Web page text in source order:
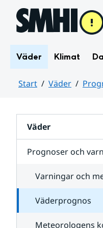
Hoppa till sidans innehåll
Väder Klimat
Start Väder
Väder
Prognoser och
Varningar och
Väderprognos
Meteorologens